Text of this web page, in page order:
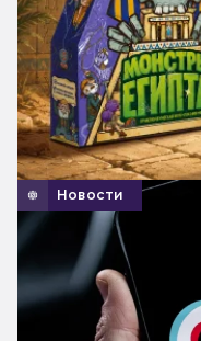
Новости